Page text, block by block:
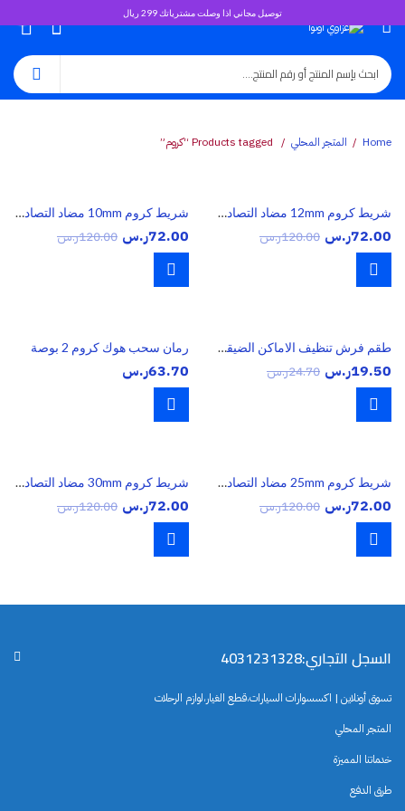
توصيل مجاني اذا وصلت مشترياتك 299 ريال
Home المتجر المحلي
شريط كروم 12mm مضاد التصادم 14.7 متر
72.00ر.س 120.00ر.س
شريط كروم 10mm مضاد التصادم 14.7 متر
72.00ر.س 120.00ر.س
طقم فرش تنظيف الاماكن الضيقه 10 قطع
19.50ر.س 24.70ر.س
رمان سحب هوك كروم 2 بوصة
63.70ر.س
شريط كروم 25mm مضاد التصادم 13.7 متر
72.00ر.س 120.00ر.س
شريط كروم 30mm مضاد التصادم 14.7 متر
72.00ر.س 120.00ر.س
السجل التجاري:4031231328
تسوق أونلاين | اكسسوارات السيارات،قطع الغيار،لوازم الرحلات
المتجر المحلي
خدماتنا المميزة
طرق الدفع